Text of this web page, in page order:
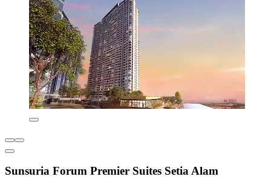
Sunsuria Forum Premier Suites Setia Alam